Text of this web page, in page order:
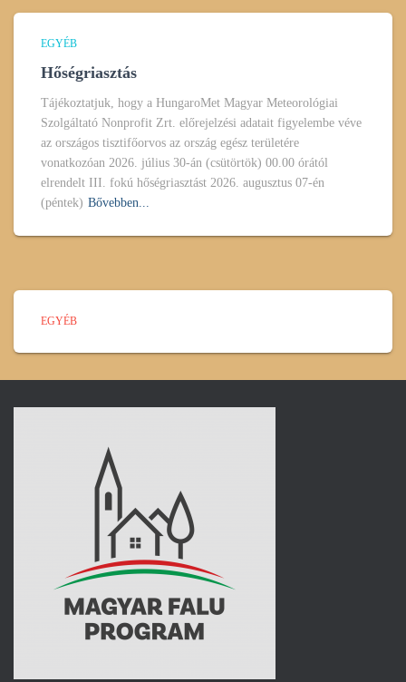
EGYÉB
Hőségriasztás
Tájékoztatjuk, hogy a HungaroMet Magyar Meteorológiai
Szolgáltató Nonprofit Zrt. előrejelzési adatait figyelembe véve
az országos tisztifőorvos az ország egész területére
vonatkozóan 2026. július 30-án (csütörtök) 00.00 órától
elrendelt III. fokú hőségriasztást 2026. augusztus 07-én
(péntek) Bővebben...
EGYÉB